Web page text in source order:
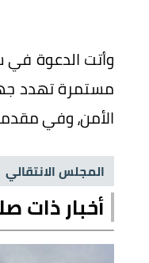
وأتت الدعوة في
مستمرة تهدد
الأمن، وفي مقدمتها
المجلس الانتقالي
أخبار ذات